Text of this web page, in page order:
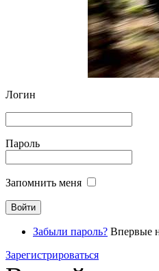
Логин
Пароль
Запомнить меня
Забыли пароль? Впервые
Зарегистрироваться